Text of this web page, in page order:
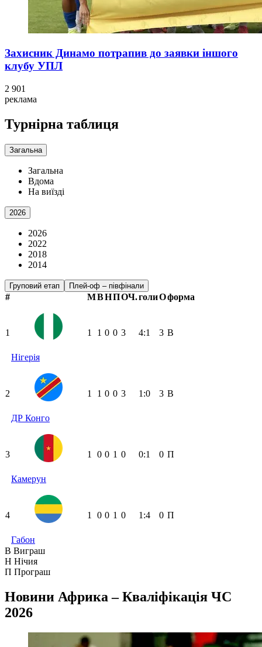
Захисник Динамо потрапив до заявки іншого
клубу УПЛ
2 901
реклама
Турнірна таблиця
Загальна
Загальна
Вдома
На виїзді
2026
2026
2022
2018
2014
Груповий етап Плей-оф – півфінали
# МВНПОЧ.голиОформа
1
Нігерія
1 1 0 0 3 4:1 3 В
2
ДР Конго
1 1 0 0 3 1:0 3 В
3
Камерун
1 0 0 1 0 0:1 0 П
4
Габон
1 0 0 1 0 1:4 0 П
В Виграш
Н Нічия
П Програш
Новини Африка – Кваліфікація ЧС
2026